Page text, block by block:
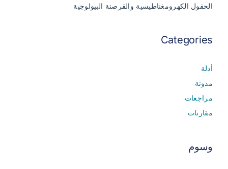
الحقول الكهرومغناطيسية والقرصنة البيولوجية
Categories
أدلة
مدونة
مراجعات
مقارنات
وسوم